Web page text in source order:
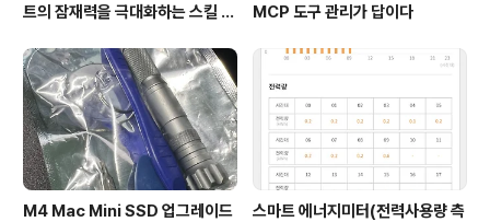
트의 잠재력을 극대화하는 스킬 프
MCP 도구 관리가 답이다
M4 Mac Mini SSD 업그레이드
스마트 에너지미터(전력사용량 측